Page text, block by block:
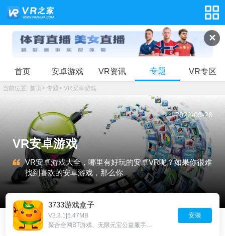
✕
首页 安卓游戏 VR资讯 专题 VR专区
当前位置: 首页> 专题 > VR安卓游戏
VR安卓游戏
2022-09-28
VR安卓游戏大全，哪里有好玩的安卓VR呢？如果你很难
找到喜欢的安卓游戏，那么你
3733游戏盒子
V3.3.1|5.47MB
安装